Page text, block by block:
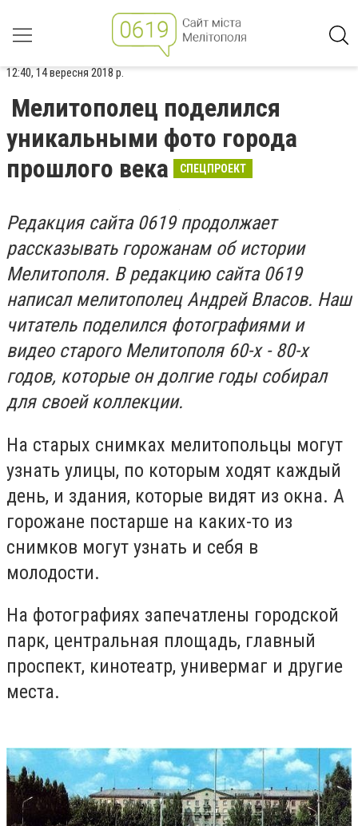
12:40, 14 вересня 2018 р.
Мелитополец поделился
уникальными фото города
прошлого века
СПЕЦПРОЕКТ
Редакция сайта 0619 продолжает
рассказывать горожанам об истории
Мелитополя. В редакцию сайта 0619
написал мелитополец Андрей Власов. Наш
читатель поделился фотографиями и
видео старого Мелитополя 60-х - 80-х
годов, которые он долгие годы собирал
для своей коллекции.
На старых снимках мелитопольцы могут
узнать улицы, по которым ходят каждый
день, и здания, которые видят из окна. А
горожане постарше на каких-то из
снимков могут узнать и себя в
молодости.
На фотографиях запечатлены городской
парк, центральная площадь, главный
проспект, кинотеатр, универмаг и другие
места.